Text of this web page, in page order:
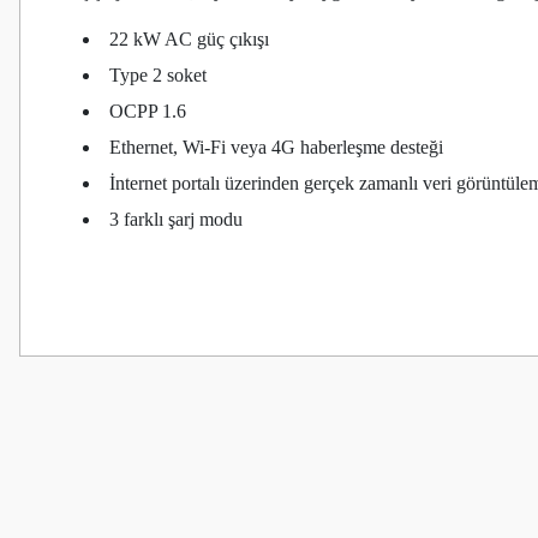
22 kW AC güç çıkışı
Type 2 soket
OCPP 1.6
Ethernet, Wi-Fi veya 4G haberleşme desteği
İnternet portalı üzerinden gerçek zamanlı veri
3 farklı şarj modu
Görüş ve önerileriniz için teşekkür ederiz.